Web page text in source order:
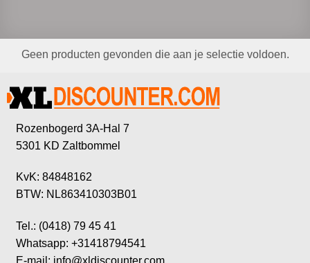
Geen producten gevonden die aan je selectie voldoen.
Rozenbogerd 3A-Hal 7
5301 KD Zaltbommel
KvK: 84848162
BTW: NL863410303B01
Tel.: (0418) 79 45 41
Whatsapp: +31418794541